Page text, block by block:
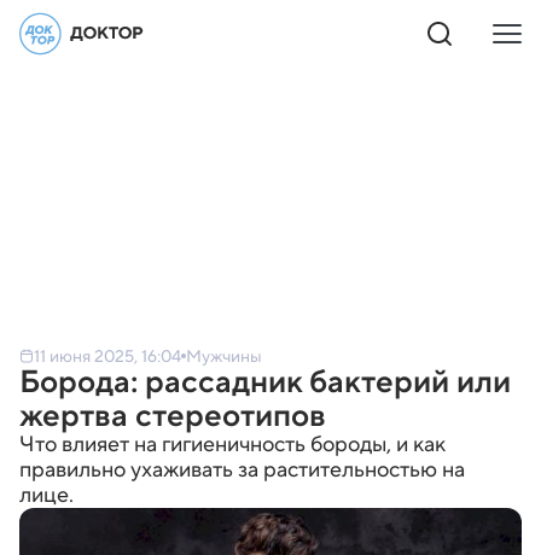
11 июня 2025, 16:04 Мужчины
Борода: рассадник бактерий или
жертва стереотипов
Что влияет на гигиеничность бороды, и как
правильно ухаживать за растительностью на
лице.